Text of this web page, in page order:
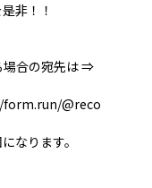
非！！
場合の宛先は ⇒
@reco
なります。